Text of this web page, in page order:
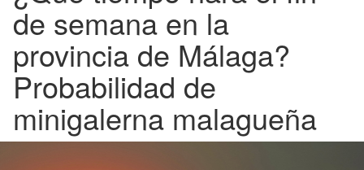
de semana en la
provincia de Málaga?
Probabilidad de
minigalerna malagueña